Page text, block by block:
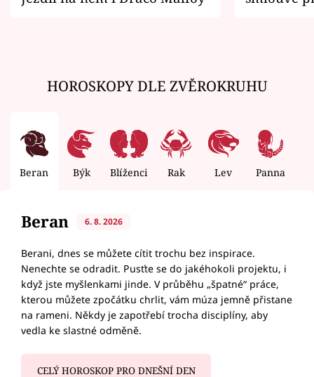
HOROSKOPY DLE ZVĚROKRUHU
Beran Býk Blíženci Rak Lev Panna
Beran 6. 8. 2026
Berani, dnes se můžete cítit trochu bez inspirace.
Nenechte se odradit. Pusťte se do jakéhokoli projektu, i
když jste myšlenkami jinde. V průběhu „špatné“ práce,
kterou můžete zpočátku chrlit, vám múza jemně přistane
na rameni. Někdy je zapotřebí trocha disciplíny, aby
vedla ke slastné odměně.
CELÝ HOROSKOP PRO DNEŠNÍ DEN